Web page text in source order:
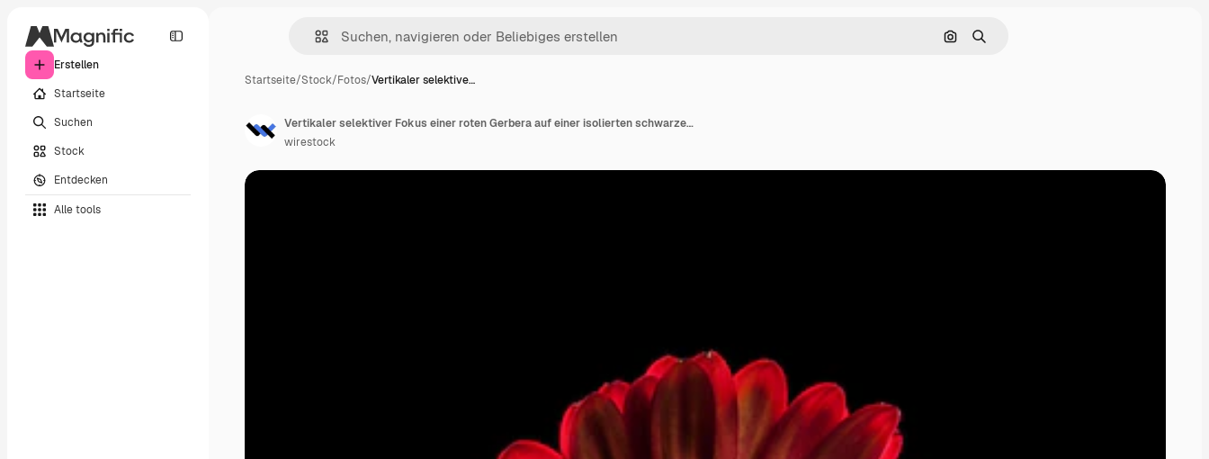
Erstellen
Startseite
Suchen
Stock
Entdecken
Alle tools
Nach Bild suchen
Suchen
Startseite/Stock/Fotos/Vertikaler selektive…
Vertikaler selektiver Fokus einer roten Gerbera auf einer isolierten schwarzen Wand
wirestock